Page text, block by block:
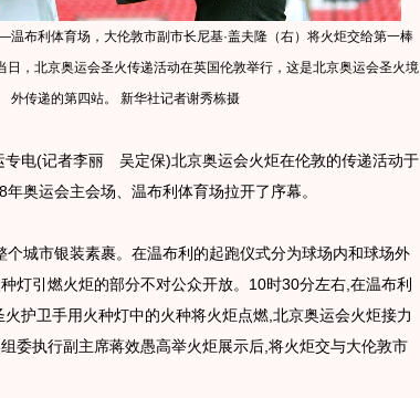
布利体育场，大伦敦市副市长尼基·盖夫隆（右）将火炬交给第一棒
日，北京奥运会圣火传递活动在英国伦敦举行，这是北京奥运会圣火境
外传递的第四站。 新华社记者谢秀栋摄
电(记者李丽 吴定保)北京奥运会火炬在伦敦的传递活动于
奥运会主会场、温布利体育场拉开了序幕。
城市银装素裹。在温布利的起跑仪式分为球场内和球场外
灯引燃火炬的部分不对公众开放。10时30分左右,在温布利
护卫手用火种灯中的火种将火炬点燃,北京奥运会火炬接力
委执行副主席蒋效愚高举火炬展示后,将火炬交与大伦敦市